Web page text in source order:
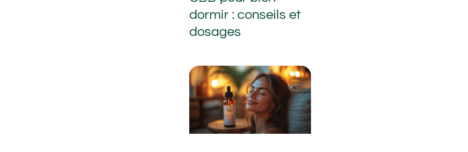
dormir : conseils et
dosages